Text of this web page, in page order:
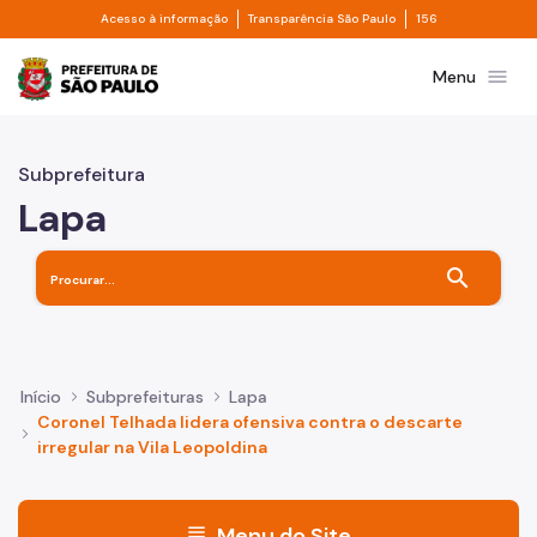
Pular para o Conteúdo principal
Acesso à informação Divisor de acesso à informação
Transparência São Paulo Divisor de
156
Prefeitura de São PauloMenu menu
Subprefeitura
Lapa
search
Início Subprefeituras
Lapa
Coronel Telhada lidera ofensiva contra o descarte
irregular na Vila Leopoldina
menu